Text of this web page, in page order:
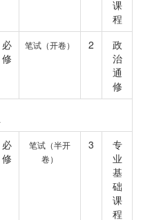
课
程
必
修
笔试（开卷） 2
政
治
通
修
必
修
笔试（半开
卷）
3
专
业
基
础
课
程